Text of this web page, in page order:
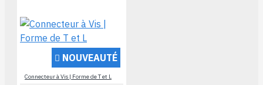
NOUVEAUTÉ
Connecteur à Vis | Forme de T et L